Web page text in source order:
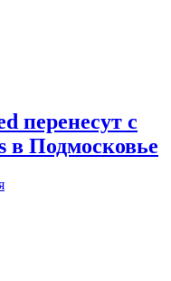
перенесут с
в Подмосковье